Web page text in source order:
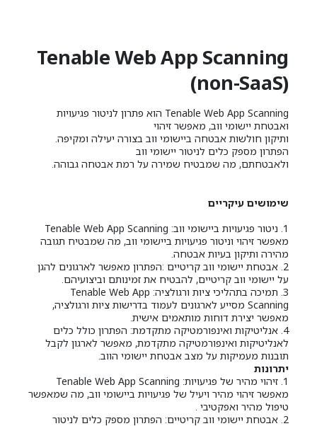
Tenable Web App Scanning
(non-SaaS)
Tenable Web App Scanning הוא פתרון לניטור פגיעויות
ואבטחת יישומי ווב, מאפשר זיהוי
ותיקון חולשות אבטחה ביישומי ווב בצורה יעילה ומקיפה.
הפתרון מספק כלים לניטור יישומי ווב
ולאבטחתם, מה שמבטיח שמירה על רמת אבטחה גבוהה.
שימושים עיקריים
1. ניטור פגיעויות ביישומי ווב: Tenable Web App Scanning
מאפשר זיהוי וניטור פגיעויות ביישומי ווב, מה שמבטיח תגובה
מהירה ותיקון בעיות אבטחה.
2. אבטחת יישומי ווב קריטיים :הפתרון מאפשר לארגונים להגן
על יישומי ווב קריטיים, להבטיח את זמינותם וביצועיהם.
3. תמיכה בתהליכי ציות ורגולציה: Tenable Web App
Scanning מסייע לארגונים לעמוד בדרישות ציות ורגולציה,
מאפשר יצירת דוחות מותאמים אישית.
4. אנליטיקות ואינפורמטיקה מתקדמת: הפתרון כולל כלים
לאנליטיקות ואינפורמטיקה מתקדמת, מאפשר לארגון לקבל
תובנות מעמיקות על מצב אבטחת יישומי הווב.
יתרונות
1. זיהוי מהיר של פגיעויות: Tenable Web App Scanning
מאפשר זיהוי מהיר ויעיל של פגיעויות ביישומי ווב, מה שמאפשר
טיפול מהיר ואפקטיבי .
2. אבטחת יישומי ווב קריטיים: הפתרון מספק כלים לניטור